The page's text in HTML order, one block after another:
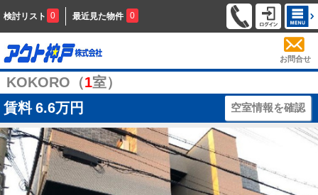
検討リスト 0 最近見た物件 0
お問合せ
KOKORO（1室）
賃料 6.6万円 空室情報を確認